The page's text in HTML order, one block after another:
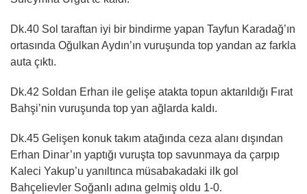
Dk.40 Sol taraftan iyi bir bindirme yapan Tayfun Karadağ’ın
ortasında Oğulkan Aydın’ın vuruşunda top yandan az farkla
auta çıktı.
Dk.42 Soldan Erhan ile gelişe atakta topun aktarıldığı Fırat
Bahşi’nin vuruşunda top yan ağlarda kaldı.
Dk.45 Gelişen konuk takım atağında ceza alanı dışından
Erhan Dinar’ın yaptığı vuruşta top savunmaya da çarpıp
Kaleci Yakup’u yanıltınca müsabakadaki ilk gol
Bahçelievler Soğanlı adına gelmiş oldu 1-0.